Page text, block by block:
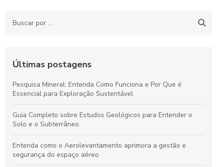
Últimas postagens
Pesquisa Mineral: Entenda Como Funciona e Por Que é
Essencial para Exploração Sustentável
Guia Completo sobre Estudos Geológicos para Entender o
Solo e o Subterrâneo
Entenda como o Aerolevantamento aprimora a gestão e
segurança do espaço aéreo